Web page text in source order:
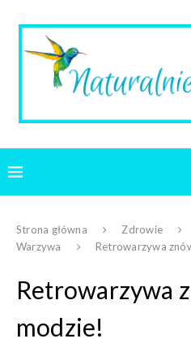
Strona główna Zdrowie
Warzywa
Retrowarzywa
Retrowarzywa
modzie!